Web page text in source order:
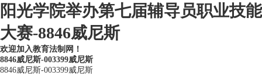
阳光学院举办第七届辅导员职业技能
大赛-8846威尼斯
欢迎加入教育法制网！
8846威尼斯-003399威尼斯
8846威尼斯-003399威尼斯